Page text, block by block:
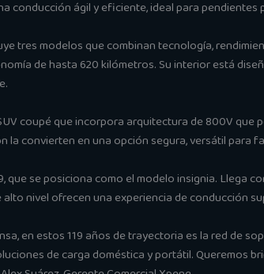
conducción ágil y eficiente, ideal para
tres modelos que combinan tecnología,
de hasta 620 kilómetros. Su interior está
coupé que incorpora arquitectura de 800V
la convierten en una opción segura, versátil para
que se posiciona como el modelo insignia. Llega
nivel ofrecen una experiencia de conducción
en estos 119 años de trayectoria es la red de
de carga doméstica y portátil. Queremos